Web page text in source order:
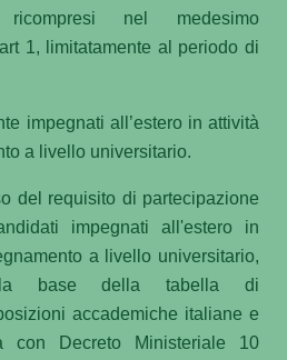
nel medesimo
1, limitatamente al periodo di
impegnati all’estero in attività
a livello universitario.
del requisito di partecipazione
impegnati all'estero in
a livello universitario,
base della tabella di
accademiche italiane e
con Decreto Ministeriale 10